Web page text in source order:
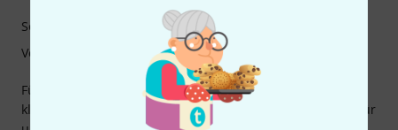
Für Kinder und gerade für Anfänger braucht es ein
klanglich schönes und passend eingerichtet Instrument. Für
Sound
Verarbeitung